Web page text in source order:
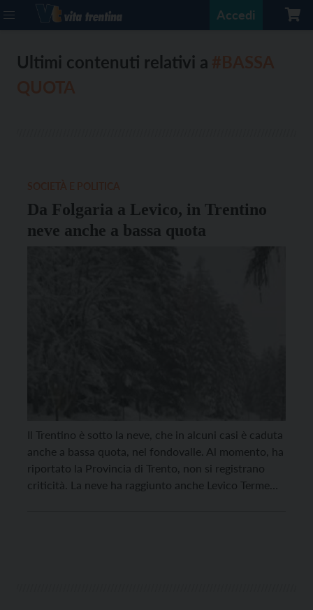
Accedi
Ultimi contenuti relativi a
Da Folgaria a Levico, in Trentino
neve anche a bassa quota
Il Trentino è sotto la neve, che in alcuni casi è caduta
anche a bassa quota, nel fondovalle. Al momento, ha
riportato la Provincia di Trento, non si registrano
criticità. La neve ha raggiunto anche Levico Terme